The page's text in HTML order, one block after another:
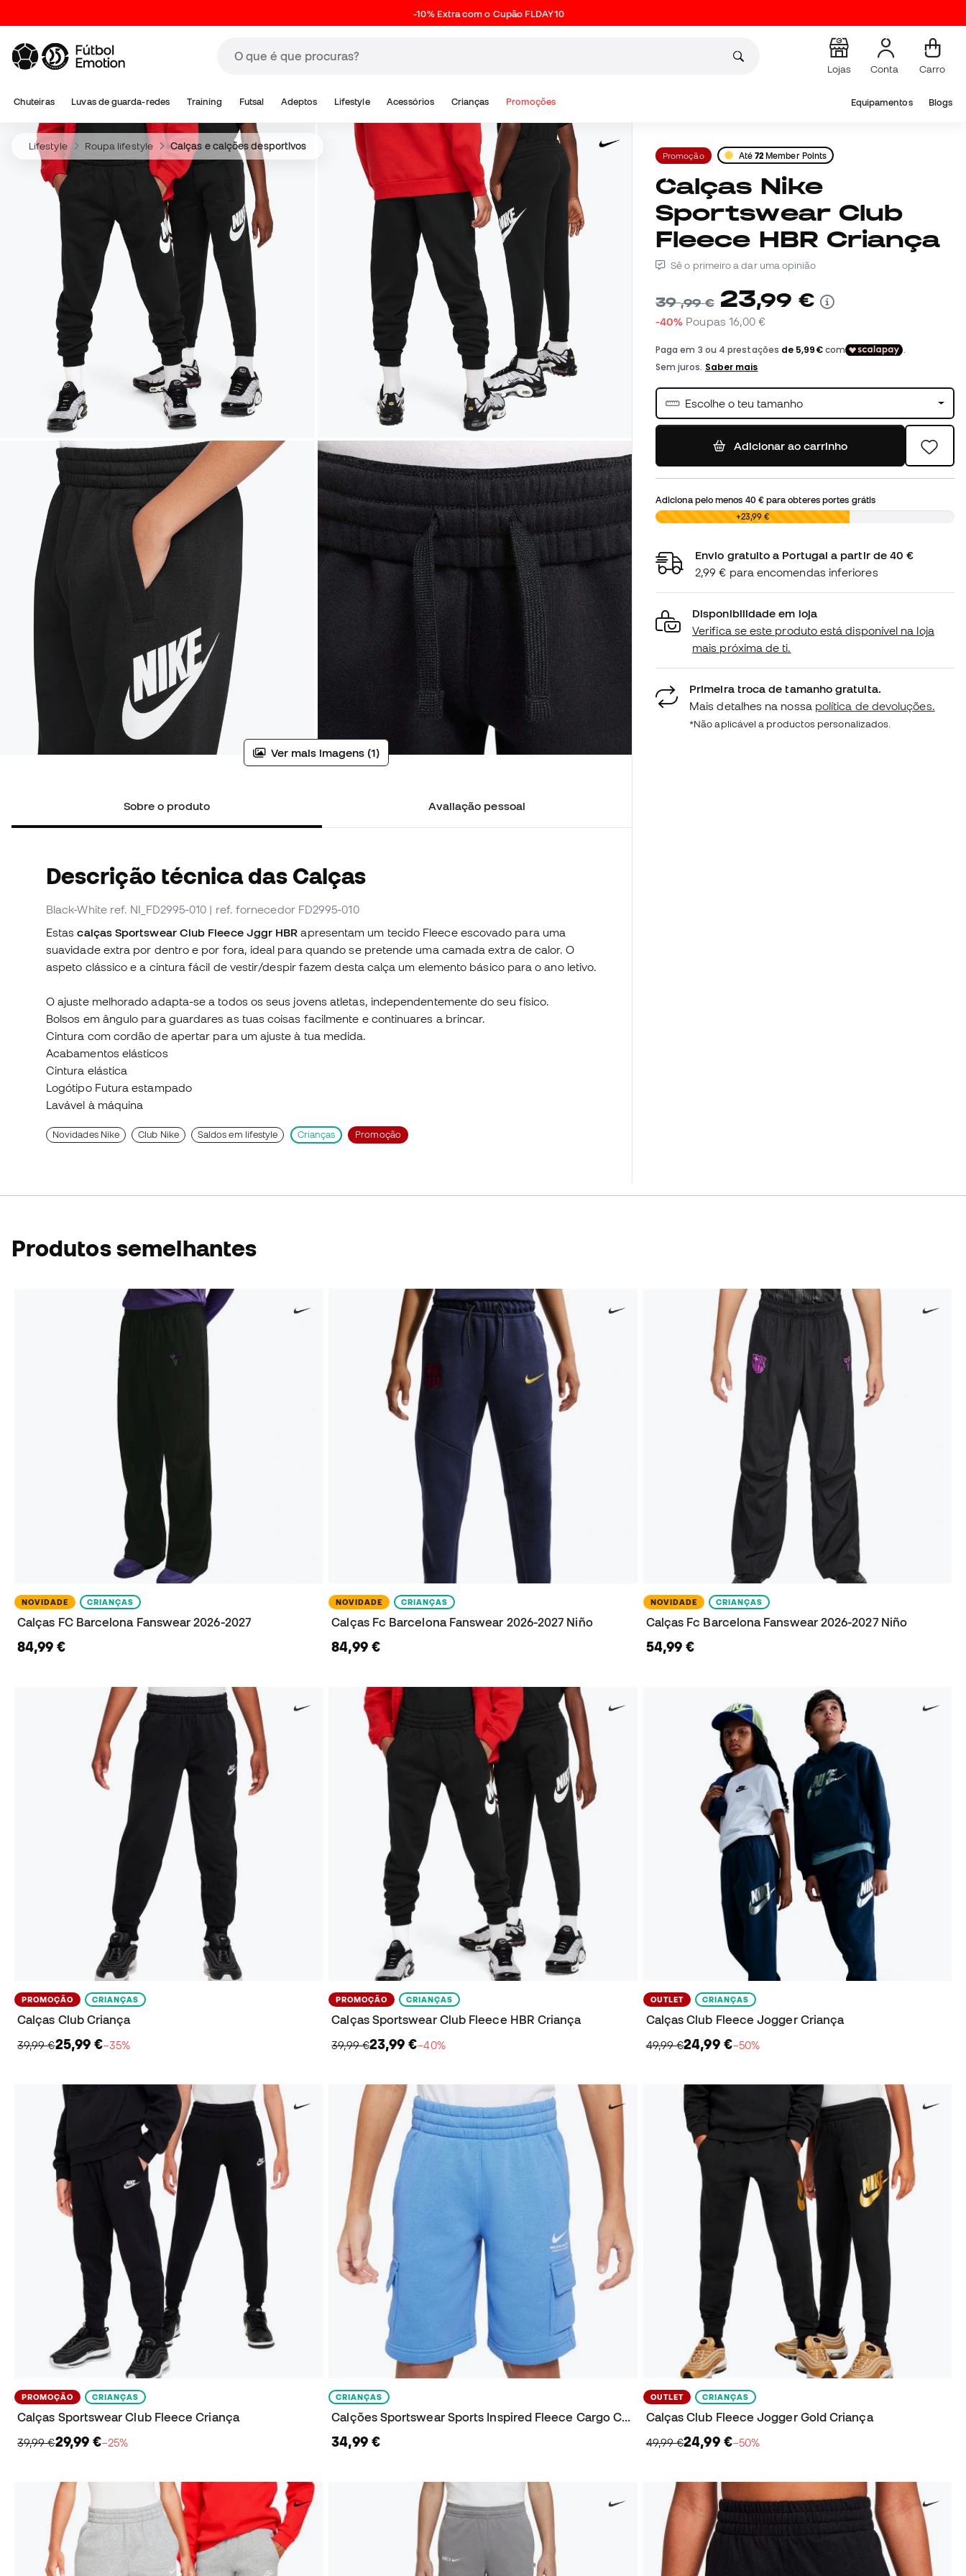
-10% Extra com o Cupão FLDAY10
Lojas Conta Carro
Chuteiras Luvas de guarda-redes Training Futsal Adeptos Lifestyle Acessórios Crianças Promoções Equipamentos Blogs
Lifestyle Roupa lifestyle Calças e calções desportivos
Ver mais imagens (1)
Sobre o produto Avaliação pessoal
Descrição técnica das Calças
Black-White ref. NI_FD2995-010 | ref. fornecedor FD2995-010
Estascalças Sportswear Club Fleece Jggr HBR apresentam um tecido Fleece escovado para uma
suavidade extra por dentro e por fora, ideal para quando se pretende uma camada extra de calor. O
aspeto clássico e a cintura fácil de vestir/despir fazem desta calça um elemento básico para o ano letivo.
O ajuste melhorado adapta-se a todos os seus jovens atletas, independentemente do seu físico.
Bolsos em ângulo para guardares as tuas coisas facilmente e continuares a brincar.
Cintura com cordão de apertar para um ajuste à tua medida.
Acabamentos elásticos
Cintura elástica
Logótipo Futura estampado
Lavável à máquina
Novidades Nike Club Nike Saldos em lifestyle Crianças Promoção
Promoção Até 72 Member Points
Calças Nike
Sportswear Club
Fleece HBR Criança
Sê o primeiro a dar uma opinião
39,99 € 23,99 €
-40% Poupas 16,00 €
Escolhe o teu tamanho
Adicionar ao carrinho
Adiciona pelo menos 40 €para obteres portes grátis
0,00 € +23,99 €
Envio gratuito a Portugal a partir de 40 €
2,99 € para encomendas inferiores
Disponibilidade em loja
Verifica se este produto está disponível na loja
mais próxima de ti.
Primeira troca de tamanho gratuita.
Mais detalhes na nossa política de devoluções.
*Não aplicável a productos personalizados.
Produtos semelhantes
NOVIDADE CRIANÇAS
Calças FC Barcelona Fanswear 2026-2027
84,99 €
NOVIDADE CRIANÇAS
Calças Fc Barcelona Fanswear 2026-2027 Niño
84,99 €
NOVIDADE CRIANÇAS
Calças Fc Barcelona Fanswear 2026-2027 Niño
54,99 €
PROMOÇÃO CRIANÇAS
Calças Club Criança
39,99 €25,99 €−35%
PROMOÇÃO CRIANÇAS
Calças Sportswear Club Fleece HBR Criança
39,99 €23,99 €−40%
OUTLET CRIANÇAS
Calças Club Fleece Jogger Criança
49,99 €24,99 €−50%
PROMOÇÃO CRIANÇAS
Calças Sportswear Club Fleece Criança
39,99 €29,99 €−25%
CRIANÇAS
Calções Sportswear Sports Inspired Fleece Cargo Criança
34,99 €
OUTLET CRIANÇAS
Calças Club Fleece Jogger Gold Criança
49,99 €24,99 €−50%